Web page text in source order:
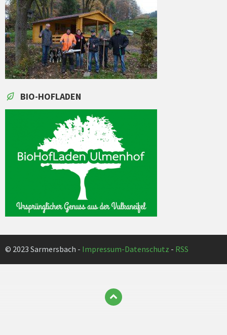
BIO-HOFLADEN
© 2023 Sarmersbach - Impressum-Datenschutz - RSS